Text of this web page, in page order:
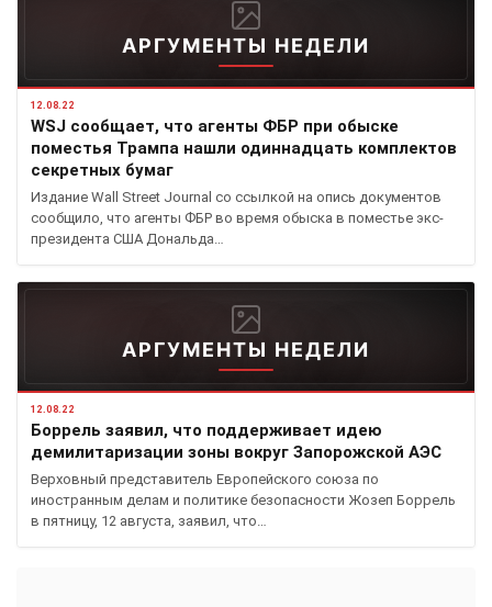
АРГУМЕНТЫ НЕДЕЛИ
12.08.22
WSJ сообщает, что агенты ФБР при обыске
поместья Трампа нашли одиннадцать комплектов
секретных бумаг
Издание Wall Street Journal со ссылкой на опись документов
сообщило, что агенты ФБР во время обыска в поместье экс-
президента США Дональда…
АРГУМЕНТЫ НЕДЕЛИ
12.08.22
Боррель заявил, что поддерживает идею
демилитаризации зоны вокруг Запорожской АЭС
Верховный представитель Европейского союза по
иностранным делам и политике безопасности Жозеп Боррель
в пятницу, 12 августа, заявил, что…